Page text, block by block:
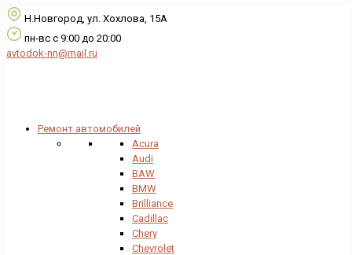
Н.Новгород, ул. Хохлова, 15А
пн-вс с 9:00 до 20:00
avtodok-nn@mail.ru
Ремонт автомобилей
Acura
Audi
BAW
BMW
Brilliance
Cadillac
Chery
Chevrolet